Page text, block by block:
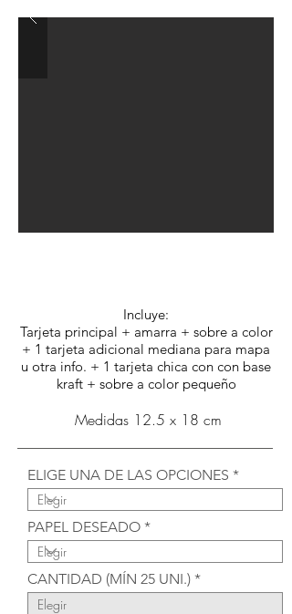
Incluye:
Tarjeta principal + amarra + sobre a color
+ 1 tarjeta adicional mediana para mapa
u otra info. + 1 tarjeta chica con con base
kraft + sobre a color pequeño
Medidas 12.5 x 18 cm
ELIGE UNA DE LAS OPCIONES
PAPEL DESEADO
CANTIDAD (MÍN 25 UNI.)